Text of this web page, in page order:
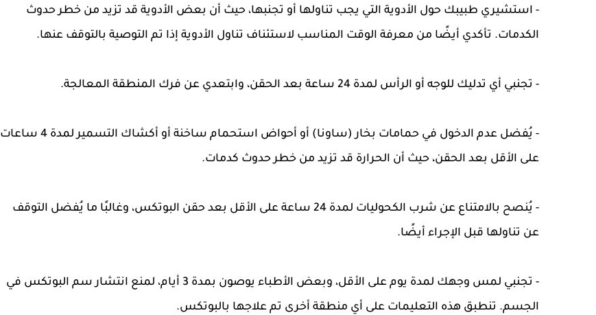
- استشيري طبيبك حول الأدوية التي يجب تناولها أو تجنبها، حيث أن بعض الأدوية قد تزيد من خطر حدوث
الكدمات. تأكدي أيضًا من معرفة الوقت المناسب لاستئناف تناول الأدوية إذا تم التوصية بالتوقف عنها.
- تجنبي أي تدليك للوجه أو الرأس لمدة 24 ساعة بعد الحقن، وابتعدي عن فرك المنطقة المعالجة.
- يُفضل عدم الدخول في حمامات بخار (ساونا) أو أحواض استحمام ساخنة أو أكشاك التسمير لمدة 4 ساعات
على الأقل بعد الحقن، حيث أن الحرارة قد تزيد من خطر حدوث كدمات.
- يُنصح بالامتناع عن شرب الكحوليات لمدة 24 ساعة على الأقل بعد حقن البوتكس، وغالبًا ما يُفضل التوقف
عن تناولها قبل الإجراء أيضًا.
- تجنبي لمس وجهك لمدة يوم على الأقل، وبعض الأطباء يوصون بمدة 3 أيام، لمنع انتشار سم البوتكس في
الجسم. تنطبق هذه التعليمات على أي منطقة أخرى تم علاجها بالبوتكس.